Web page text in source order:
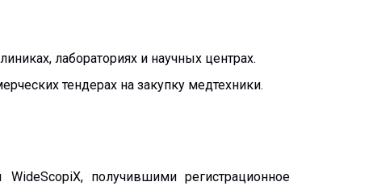
лабораториях и научных центрах.
тендерах на закупку медтехники.
получившими регистрационное